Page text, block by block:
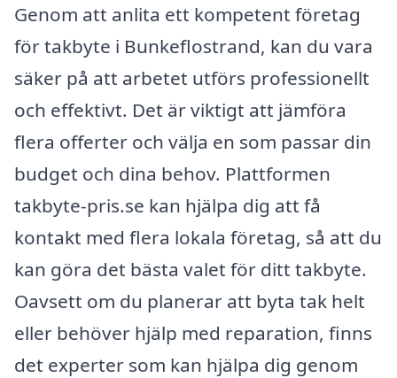
Genom att anlita ett kompetent företag
för takbyte i Bunkeflostrand, kan du vara
säker på att arbetet utförs professionellt
och effektivt. Det är viktigt att jämföra
flera offerter och välja en som passar din
budget och dina behov. Plattformen
takbyte-pris.se kan hjälpa dig att få
kontakt med flera lokala företag, så att du
kan göra det bästa valet för ditt takbyte.
Oavsett om du planerar att byta tak helt
eller behöver hjälp med reparation, finns
det experter som kan hjälpa dig genom